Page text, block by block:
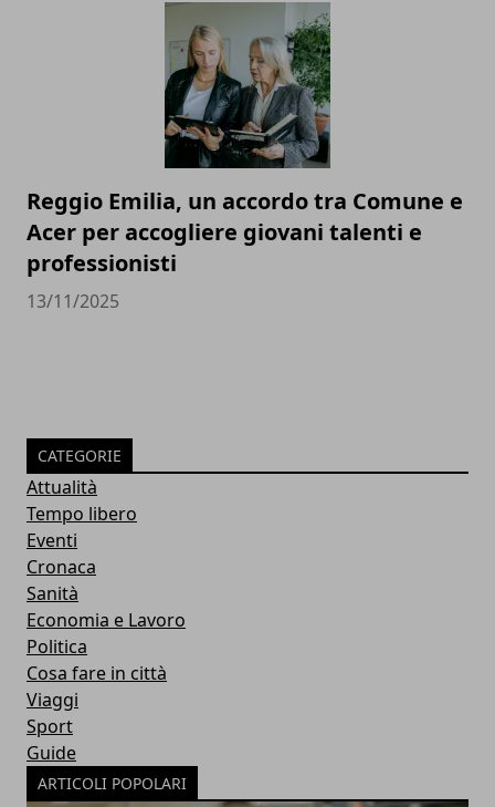
Reggio Emilia, un accordo tra Comune e
Acer per accogliere giovani talenti e
professionisti
13/11/2025
CATEGORIE
Attualità
Tempo libero
Eventi
Cronaca
Sanità
Economia e Lavoro
Politica
Cosa fare in città
Viaggi
Sport
Guide
ARTICOLI POPOLARI